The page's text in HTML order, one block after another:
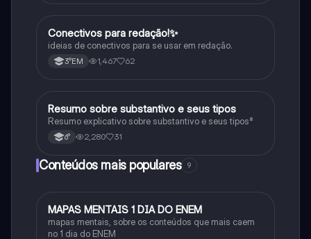
Português
Conectivos para redação!✨
ideias de conectivos para se usar em redação.
3°EM 1,467 62
Português
Resumo sobre substantivo e seus tipos
Resumo explicativo sobre substantivo e seus tipos⁸
6° 2,280 31
Conteúdos mais populares 9
Português
MAPAS MENTAIS 1 DIA DO ENEM
mapas mentais, sobre os conteúdos que mais caem
no 1 dia do ENEM